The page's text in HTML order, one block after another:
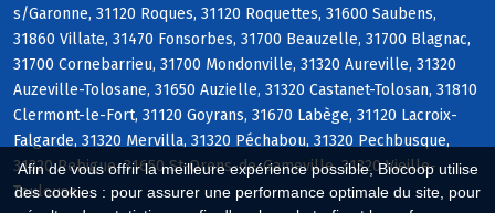
Afin de vous offrir la meilleure expérience possible, Biocoop utilise
des cookies : pour assurer une performance optimale du site, pour
s/Garonne, 31120 Roques, 31120 Roquettes, 31600 Saubens,
31860 Villate, 31470 Fonsorbes, 31700 Beauzelle, 31700 Blagnac,
31700 Cornebarrieu, 31700 Mondonville, 31320 Aureville, 31320
Auzeville-Tolosane, 31650 Auzielle, 31320 Castanet-Tolosan, 31810
Clermont-le-Fort, 31120 Goyrans, 31670 Labège, 31120 Lacroix-
Falgarde, 31320 Mervilla, 31320 Péchabou, 31320 Pechbusque,
31320 Rebigue, 31650 St-Orens-de-Gameville, 31320 Vieille-
Toulouse